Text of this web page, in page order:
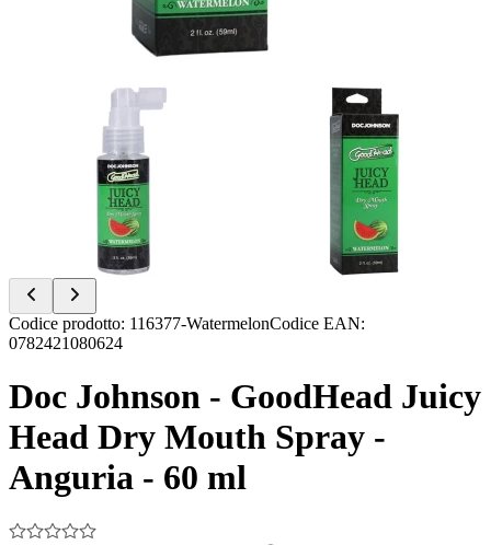
Item
1
2
Codice prodotto: 116377-WatermelonCodice EAN:
0782421080624
Doc Johnson - GoodHead Juicy
Head Dry Mouth Spray -
Anguria - 60 ml